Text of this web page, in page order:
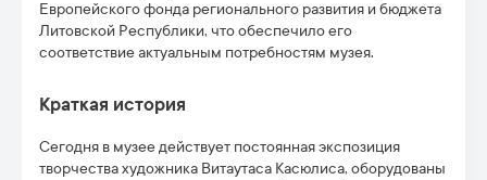
Европейского фонда регионального развития и бюджета
Литовской Республики, что обеспечило его
соответствие актуальным потребностям музея.
Краткая история
Сегодня в музее действует постоянная экспозиция
творчества художника Витаутаса Касюлиса, оборудованы